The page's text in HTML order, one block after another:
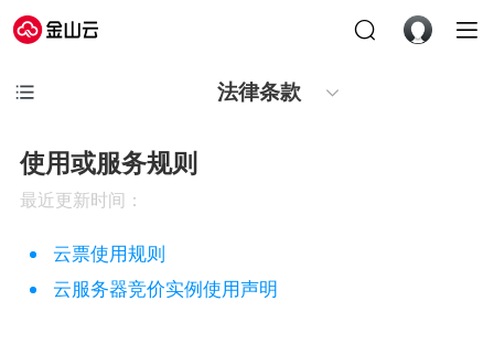
法律条款
使用或服务规则
最近更新时间：
云票使用规则
云服务器竞价实例使用声明